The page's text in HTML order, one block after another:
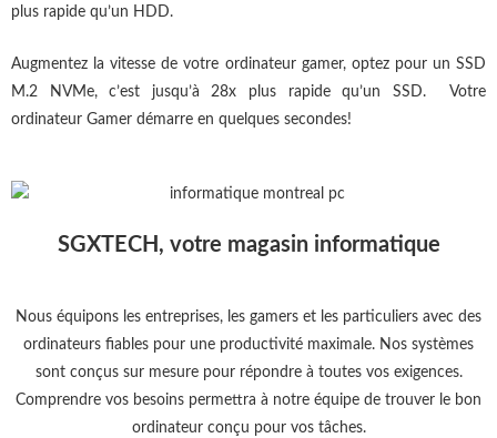
plus rapide qu’un HDD.
Augmentez la vitesse de votre ordinateur gamer, optez pour un SSD
M.2 NVMe, c’est jusqu’à 28x plus rapide qu’un SSD. Votre
ordinateur Gamer démarre en quelques secondes!
SGXTECH, votre magasin informatique
Nous équipons les entreprises, les gamers et les particuliers avec des
ordinateurs fiables pour une productivité maximale. Nos systèmes
sont conçus sur mesure pour répondre à toutes vos exigences.
Comprendre vos besoins permettra à notre équipe de trouver le bon
ordinateur conçu pour vos tâches.